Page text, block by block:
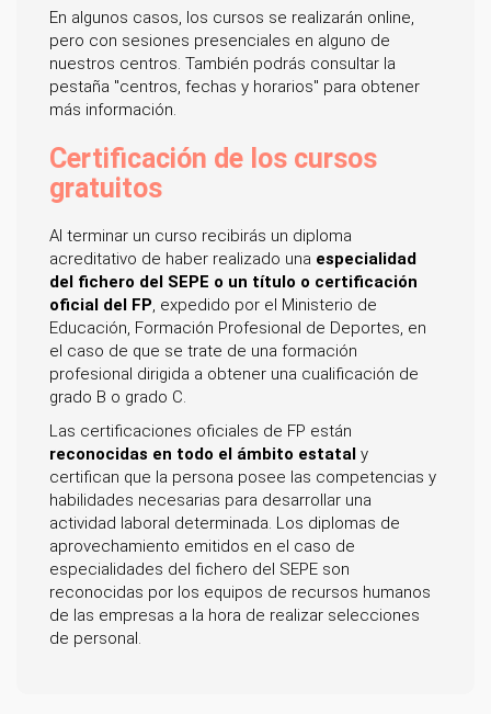
En algunos casos, los cursos se realizarán online,
pero con sesiones presenciales en alguno de
nuestros centros. También podrás consultar la
pestaña "centros, fechas y horarios" para obtener
más información.
Certificación de los cursos
gratuitos
Al terminar un curso recibirás un diploma
acreditativo de haber realizado una especialidad
del fichero del SEPE o un título o certificación
oficial del FP, expedido por el Ministerio de
Educación, Formación Profesional de Deportes, en
el caso de que se trate de una formación
profesional dirigida a obtener una cualificación de
grado B o grado C.
Las certificaciones oficiales de FP están
reconocidas en todo el ámbito estatal y
certifican que la persona posee las competencias y
habilidades necesarias para desarrollar una
actividad laboral determinada. Los diplomas de
aprovechamiento emitidos en el caso de
especialidades del fichero del SEPE son
reconocidas por los equipos de recursos humanos
de las empresas a la hora de realizar selecciones
de personal.